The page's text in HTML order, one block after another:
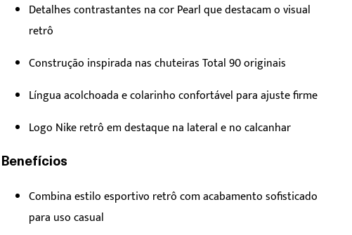
Detalhes contrastantes na cor Pearl que destacam o visual
retrô
Construção inspirada nas chuteiras Total 90 originais
Língua acolchoada e colarinho confortável para ajuste firme
Logo Nike retrô em destaque na lateral e no calcanhar
Benefícios
Combina estilo esportivo retrô com acabamento sofisticado
para uso casual